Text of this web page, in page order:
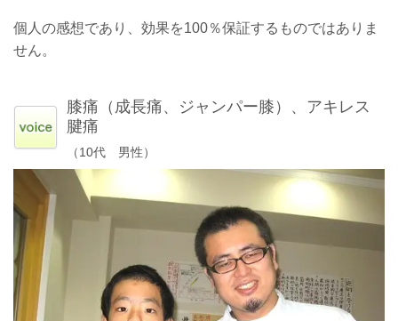
個人の感想であり、効果を100％保証するものではありま
せん。
膝痛（成長痛、ジャンパー膝）、アキレス
腱痛
（10代 男性）